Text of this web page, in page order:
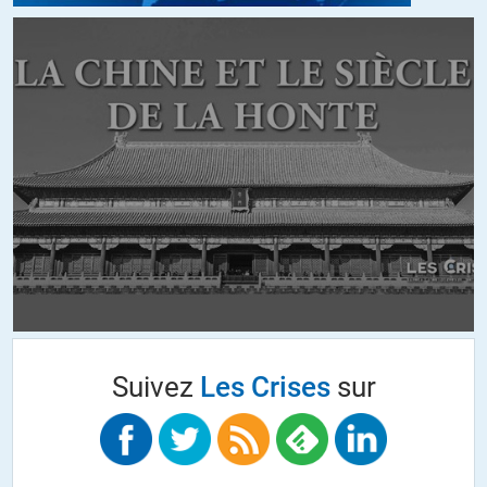
différentes. Et bien souvant, c’est troqué : une scientifisue a parlé,
autre info Reporterre..
C’est asez classique. On peut ce jour le texte du village emporté.
Reporterre ne peut pas LA Solution, les gens taisens, et oui, c’est le
maire et l’immobilier. Unr seule solution variete capitaliste, c’est
dangeureux.
ALERTER
Rob Ducan Spencer//03.06.2025 à 16h04
sont cultivés à Lille, planifiant leurs vacances aux Antilles.
Nos parlementaires ne sont pas en reste et les commissions
d’enquêtes se déplacent en avion un peu partout, les amitiés
parlementaires avec le pays X ou Y itou, les voyages d’études et de
Suivez Les Crisessur